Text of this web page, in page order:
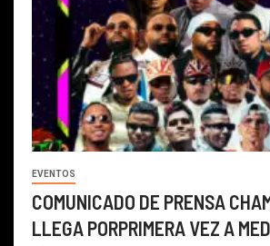
EVENTOS
COMUNICADO DE PRENSA
LLEGA PORPRIMERA VEZ A